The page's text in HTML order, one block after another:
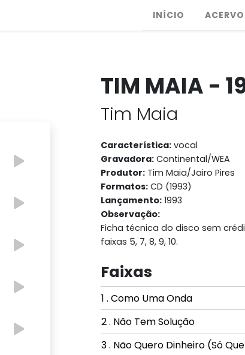
INÍCIO ACERVO
TIM MAIA -
Tim Maia
Característica: vocal
Gravadora: Continental/WEA
Produtor: Tim Maia/Jairo Pires
Formatos: CD (1993)
Lançamento: 1993
Observação:
Ficha técnica do disco sem
faixas 5, 7, 8, 9, 10.
Faixas
1 . Como Uma Onda
2 . Não Tem Solução
3 . Não Quero Dinheiro (Só